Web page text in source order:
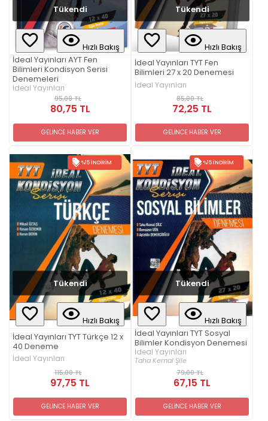
Tükendi
Hızlı Bakış
İdeal Yayınları AYT Fen
Bilimleri Kondisyon Serisi
Denemeleri
İdeal Yayınları
95,00 TL
80,75 TL
GELİNCE HABER VER
Tükendi
Hızlı Bakış
İdeal Yayınları TYT Fen
Bilimleri 27 x 20 Denemesi
İdeal Yayınları
85,00 TL
72,25 TL
GELİNCE HABER VER
%15 İNDIRIM
Tükendi
Hızlı Bakış
İdeal Yayınları TYT Türkçe 12 x
40 Deneme
İdeal Yayınları
115,00 TL
97,75 TL
GELİNCE HABER VER
%15 İNDIRIM
Tükendi
Hızlı Bakış
İdeal Yayınları TYT Sosyal
Bilimler Kondisyon Denemesi
İdeal Yayınları
Taha Kemal Şile
79,00 TL
67,15 TL
GELİNCE HABER VER